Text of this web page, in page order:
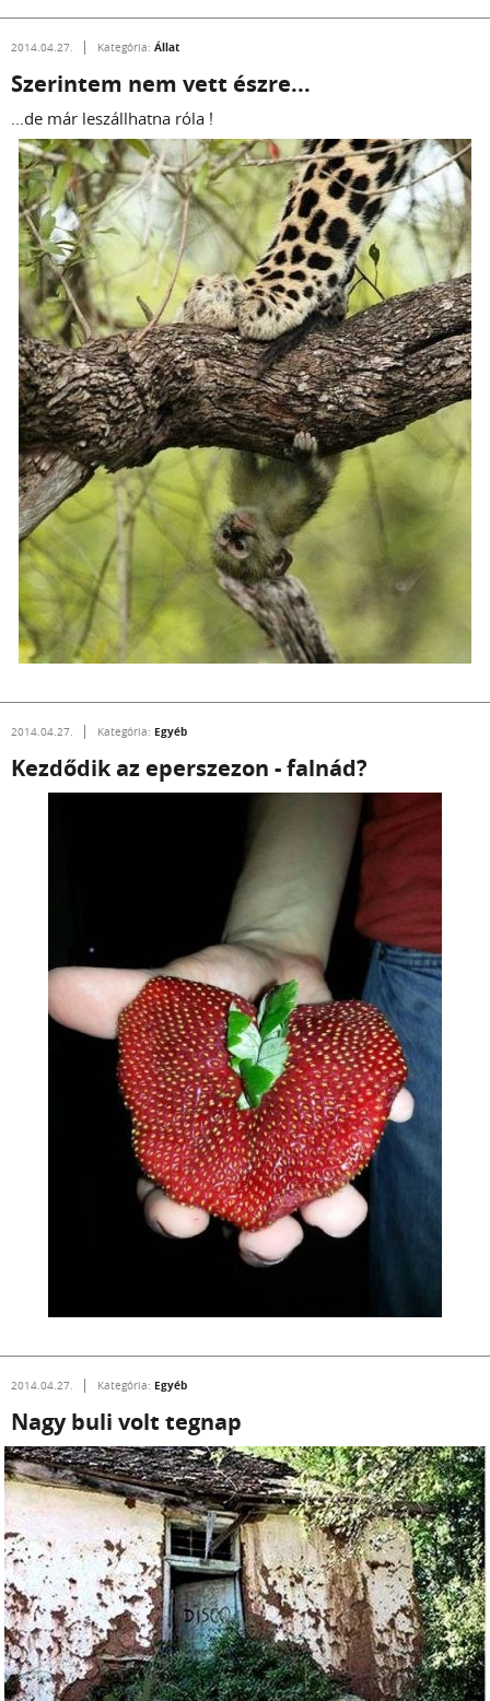
2014.04.27. Kategória: Állat
Szerintem nem vett észre...
...de már leszállhatna róla !
2014.04.27. Kategória: Egyéb
Kezdődik az eperszezon - falnád?
2014.04.27. Kategória: Egyéb
Nagy buli volt tegnap